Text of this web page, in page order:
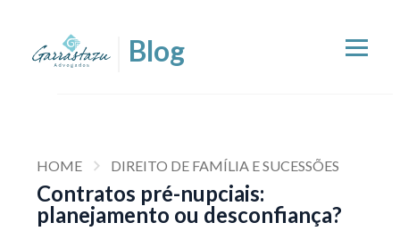
HOME DIREITO DE FAMÍLIA E SUCESSÕES
Contratos pré-nupciais:
planejamento ou desconfiança?